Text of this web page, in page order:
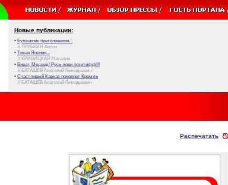
Новые публикации:
• Булыжник преткновения...
// ТРУБКИН Антон
• Тихая Япония...
// КРИВИЦКАЯ Наталия
• Виват, Медвед! Русь лови позитифф!!!
// БАТАШЕВ Анатолий Геннадьевич
• Счастливый Кавказ покоряет Кремль
// БАТАШЕВ Анатолий Геннадьевич
Распечатать